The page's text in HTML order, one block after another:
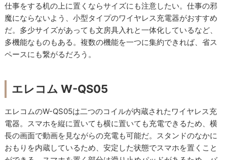
仕事をする机の上に置くならサイズにも注意したい。仕事の邪
魔にならないよう、小型タイプのワイヤレス充電器がおすすめ
だ。多少サイズがあっても文房具入れと一体化しているなど、
多機能なものもある。複数の機能を一つに集約できれば、省ス
ペースにも繋がるだろう。
エレコム W-QS05
エレコムのW-QS05は二つのコイルが内蔵されたワイヤレス充
電器。スマホを縦に置いても横に置いても充電できるため、横
長の画面で動画を見ながらの充電も可能だ。スタンドのなかに
おもりを内蔵しているため、安定した状態でスマホを置くこと